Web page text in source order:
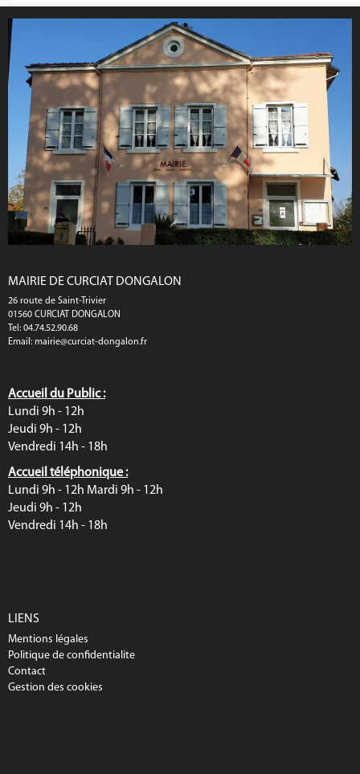
MAIRIE DE CURCIAT DONGALON
26 route de Saint-Trivier
01560 CURCIAT DONGALON
Tel: 04.74.52.90.68
Email: mairie@curciat-dongalon.fr
Accueil du Public :
Lundi 9h - 12h
Jeudi 9h - 12h
Vendredi 14h - 18h
Accueil téléphonique :
Lundi 9h - 12h Mardi 9h - 12h
Jeudi 9h - 12h
Vendredi 14h - 18h
LIENS
Mentions légales
Politique de confidentialite
Contact
Gestion des cookies